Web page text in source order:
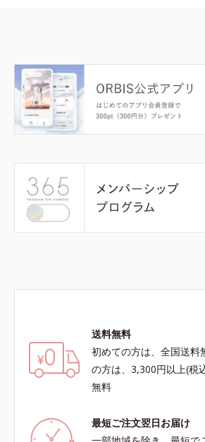
送料無料
初めての方は、全国送料
の方は、3,300円以上(税
無料
最短ご注文翌日お届け